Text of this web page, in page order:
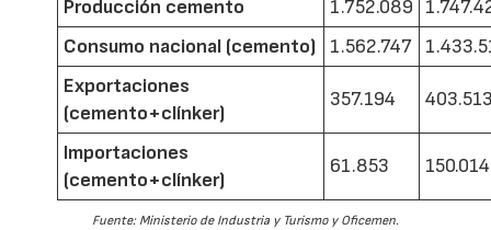
Producción cemento 1.752.089
Consumo nacional (cemento)
1.562.747
Exportaciones
(cemento+clínker)
357.194
Importaciones
(cemento+clínker)
61.853 150.014
Fuente: Ministerio de Industria y Turismo y Oficemen.